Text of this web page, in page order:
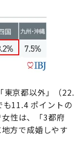
東京都以外」（22.
11.4 ポイントの
性は、「3都府
方で成婚しやす